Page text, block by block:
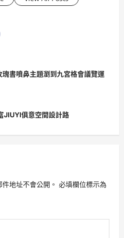
書噴鼻主題瀏到九宮格會議覽運
JIUYI俱意空間設計路
地址不會公開。 必填欄位標示為